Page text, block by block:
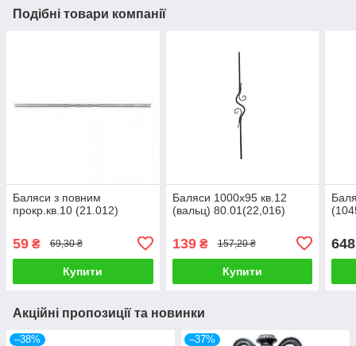
Подібні товари компанії
Баляси з повним
прокр.кв.10 (21.012)
59 ₴ 69,30 ₴
Купити
Баляси 1000х95 кв.12
(вальц) 80.01(22,016)
139₴ 157,20 ₴
Купити
Акційні пропозиції та новинки
–38% –37%